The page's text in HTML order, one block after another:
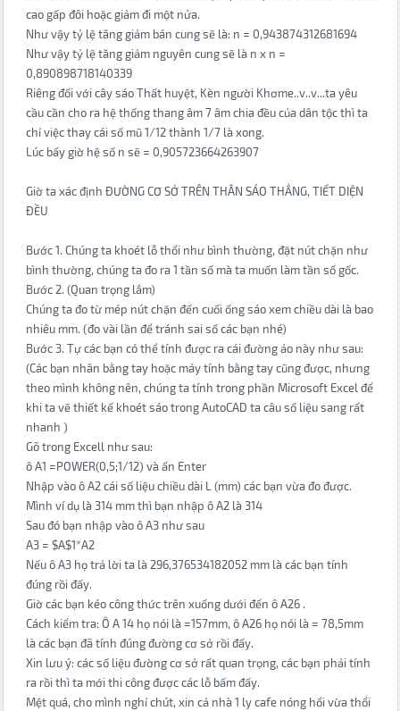
cao gấp đôi hoặc giảm đi một nửa.
Như vậy tỷ lệ tăng giảm bán cung sẽ là: n = 0,943874312681694
Như vậy tỷ lệ tăng giảm nguyên cung sẽ là n x n =
0,890898718140339
Riêng đối với cây sáo Thất huyệt, Kèn người Khơme..v..v...ta yêu
cầu cần cho ra hệ thống thang âm 7 âm chia đều của dân tộc thì ta
chỉ việc thay cái số mũ 1/12 thành 1/7 là xong.
Lúc bấy giờ hệ số n sẽ = 0,905723664263907
Giờ ta xác định ĐƯỜNG CƠ SỞ TRÊN THÂN SÁO THẲNG, TIẾT DIỆN
ĐỀU
Bước 1. Chúng ta khoét lỗ thổi như bình thường, đặt nút chặn như
bình thường, chúng ta đo ra 1 tần số mà ta muốn làm tần số gốc.
Bước 2. (Quan trọng lắm)
Chúng ta đo từ mép nút chặn đến cuối ống sáo xem chiều dài là bao
nhiêu mm. (đo vài lần để tránh sai số các bạn nhé)
Bước 3. Tự các bạn có thể tính được ra cái đường ảo này như sau:
(Các bạn nhân bằng tay hoặc máy tính bằng tay cũng được, nhưng
theo mình không nên, chúng ta tính trong phần Microsoft Excel để
khi ta vẽ thiết kế khoét sáo trong AutoCAD ta câu số liệu sang rất
nhanh )
Gõ trong Excell như sau:
ô A1 =POWER(0,5;1/12) và ấn Enter
Nhập vào ô A2 cái số liệu chiều dài L (mm) các bạn vừa đo được.
Mình ví dụ là 314 mm thì bạn nhập ô A2 là 314
Sau đó bạn nhập vào ô A3 như sau
A3 = $A$1*A2
Nếu ô A3 họ trả lời ta là 296,376534182052 mm là các bạn tính
đúng rồi đấy.
Giờ các bạn kéo công thức trên xuống dưới đến ô A26 .
Cách kiểm tra: Ô A 14 họ nói là =157mm, ô A26 họ nói là = 78,5mm
là các bạn đã tính đúng đường cơ sở rồi đấy.
Xin lưu ý: các số liệu đường cơ sở rất quan trọng, các bạn phải tính
ra rồi thì ta mới thi công được các lỗ bấm đấy.
Mệt quá, cho mình nghỉ chút, xin cả nhà 1 ly cafe nóng hổi vừa thổi